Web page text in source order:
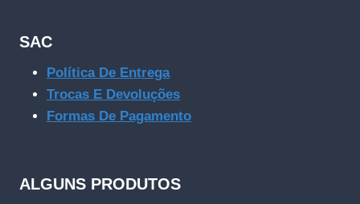
SAC
Política De Entrega
Trocas E Devoluções
Formas De Pagamento
ALGUNS PRODUTOS